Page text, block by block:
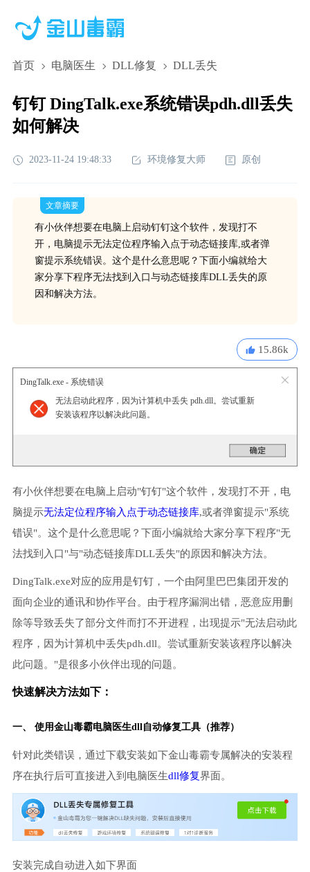
首页 电脑医生 DLL修复 DLL丢失
钉钉 DingTalk.exe系统错误pdh.dll丢失
如何解决
2023-11-24 19:48:33 环境修复大师 原创
文章摘要
有小伙伴想要在电脑上启动钉钉这个软件，发现打不
开，电脑提示无法定位程序输入点于动态链接库,或者弹
窗提示系统错误。这个是什么意思呢？下面小编就给大
家分享下程序无法找到入口与动态链接库DLL丢失的原
因和解决方法。
15.86k
DingTalk.exe - 系统错误
无法启动此程序，因为计算机中丢失 pdh.dll。尝试重新
安装该程序以解决此问题。
有小伙伴想要在电脑上启动"钉钉"这个软件，发现打不开，电
脑提示无法定位程序输入点于动态链接库,或者弹窗提示"系统
错误"。这个是什么意思呢？下面小编就给大家分享下程序"无
法找到入口"与"动态链接库DLL丢失"的原因和解决方法。
DingTalk.exe对应的应用是钉钉，一个由阿里巴巴集团开发的
面向企业的通讯和协作平台。由于程序漏洞出错，恶意应用删
除等导致丢失了部分文件而打不开进程，出现提示"无法启动此
程序，因为计算机中丢失pdh.dll。尝试重新安装该程序以解决
此问题。"是很多小伙伴出现的问题。
快速解决方法如下：
一、 使用金山毒霸电脑医生dll自动修复工具（推荐）
针对此类错误，通过下载安装如下金山毒霸专属解决的安装程
序在执行后可直接进入到电脑医生dll修复界面。
安装完成自动进入如下界面